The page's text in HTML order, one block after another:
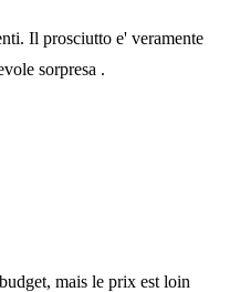
Il prosciutto e' veramente
sorpresa .
mais le prix est loin